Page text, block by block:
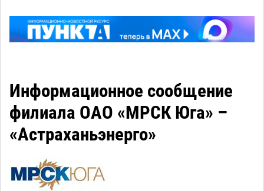
Информационное сообщение
филиала ОАО «МРСК Юга» –
«Астраханьэнерго»